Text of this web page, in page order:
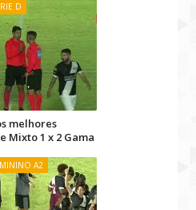
D
melhores
Mixto 1 x 2 Gama
A2